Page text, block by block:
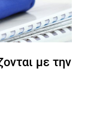
με την